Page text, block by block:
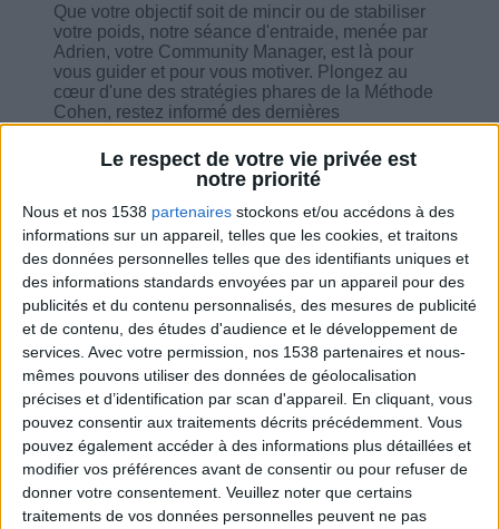
Le respect de votre vie privée est
notre priorité
Nous et nos 1538 partenaires stockons et/ou accédons à des
informations sur un appareil, telles que les cookies, et traitons
des données personnelles telles que des identifiants uniques et
des informations standards envoyées par un appareil pour des
publicités et du contenu personnalisés, des mesures de publicité
et de contenu, des études d'audience et le développement de
services. Avec votre permission, nos 1538 partenaires et nous-
mêmes pouvons utiliser des données de géolocalisation
précises et d’identification par scan d'appareil. En cliquant, vous
pouvez consentir aux traitements décrits précédemment. Vous
pouvez également accéder à des informations plus détaillées et
modifier vos préférences avant de consentir ou pour refuser de
donner votre consentement. Veuillez noter que certains
traitements de vos données personnelles peuvent ne pas
Que votre objectif soit de mincir ou de stabiliser
votre poids, notre séance d'entraide, menée par
Adrien, votre Community Manager, est là pour
vous guider et pour vous motiver. Plongez au
cœur d'une des stratégies phares de la Méthode
Cohen, restez informé des dernières
recommandations du docteur Cohen, faites le
plein d'énergie et bénéficiez des outils et du
soutien indispensables à votre réussite. Un forum
de questions-réponses sera également à votre
disposition.
Combien de kilos souhaitez-vous perdre ?
Moins de
5 kilos
De 5 à 10
kilos
Plus de
10 kilos
Service-client & Motivation